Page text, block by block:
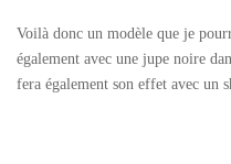
Voilà donc un modèle que je
également avec une jupe noire
fera également son effet avec un